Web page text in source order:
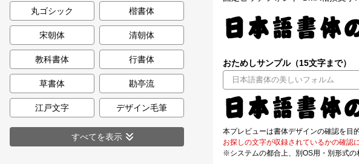
カート 0
マイページ
お気に入り
ご利用ガイド
丸ゴシック 楷書体
宋朝体 清朝体
教科書体 行書体
草書体 勘亭流
江戸文字 デザイン毛筆
すべてを表示
おためしサンプル（15文字まで）
本プレビューは書体デザインの確認を目
お探しの文字が収録されているかの確認
※システムの都合上、別OS用・別形式の